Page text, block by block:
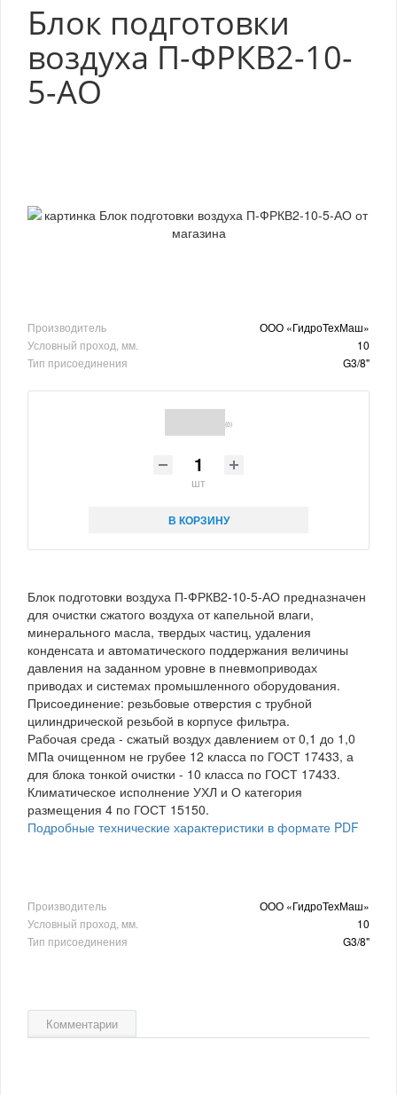
Блок подготовки
воздуха П-ФРКВ2-10-
5-АО
Производитель
ООО «ГидроТехМаш»
Условный проход, мм.
10
Тип присоединения
G3/8"
(0)
шт
В КОРЗИНУ
Блок подготовки воздуха П-ФРКВ2-10-5-АО предназначен
для очистки сжатого воздуха от капельной влаги,
минерального масла, твердых частиц, удаления
конденсата и автоматического поддержания величины
давления на заданном уровне в пневмоприводах
приводах и системах промышленного оборудования.
Присоединение: резьбовые отверстия с трубной
цилиндрической резьбой в корпусе фильтра.
Рабочая среда - сжатый воздух давлением от 0,1 до 1,0
МПа очищенном не грубее 12 класса по ГОСТ 17433, а
для блока тонкой очистки - 10 класса по ГОСТ 17433.
Климатическое исполнение УХЛ и О категория
размещения 4 по ГОСТ 15150.
Подробные технические характеристики в формате PDF
Производитель
ООО «ГидроТехМаш»
Условный проход, мм.
10
Тип присоединения
G3/8"
Комментарии